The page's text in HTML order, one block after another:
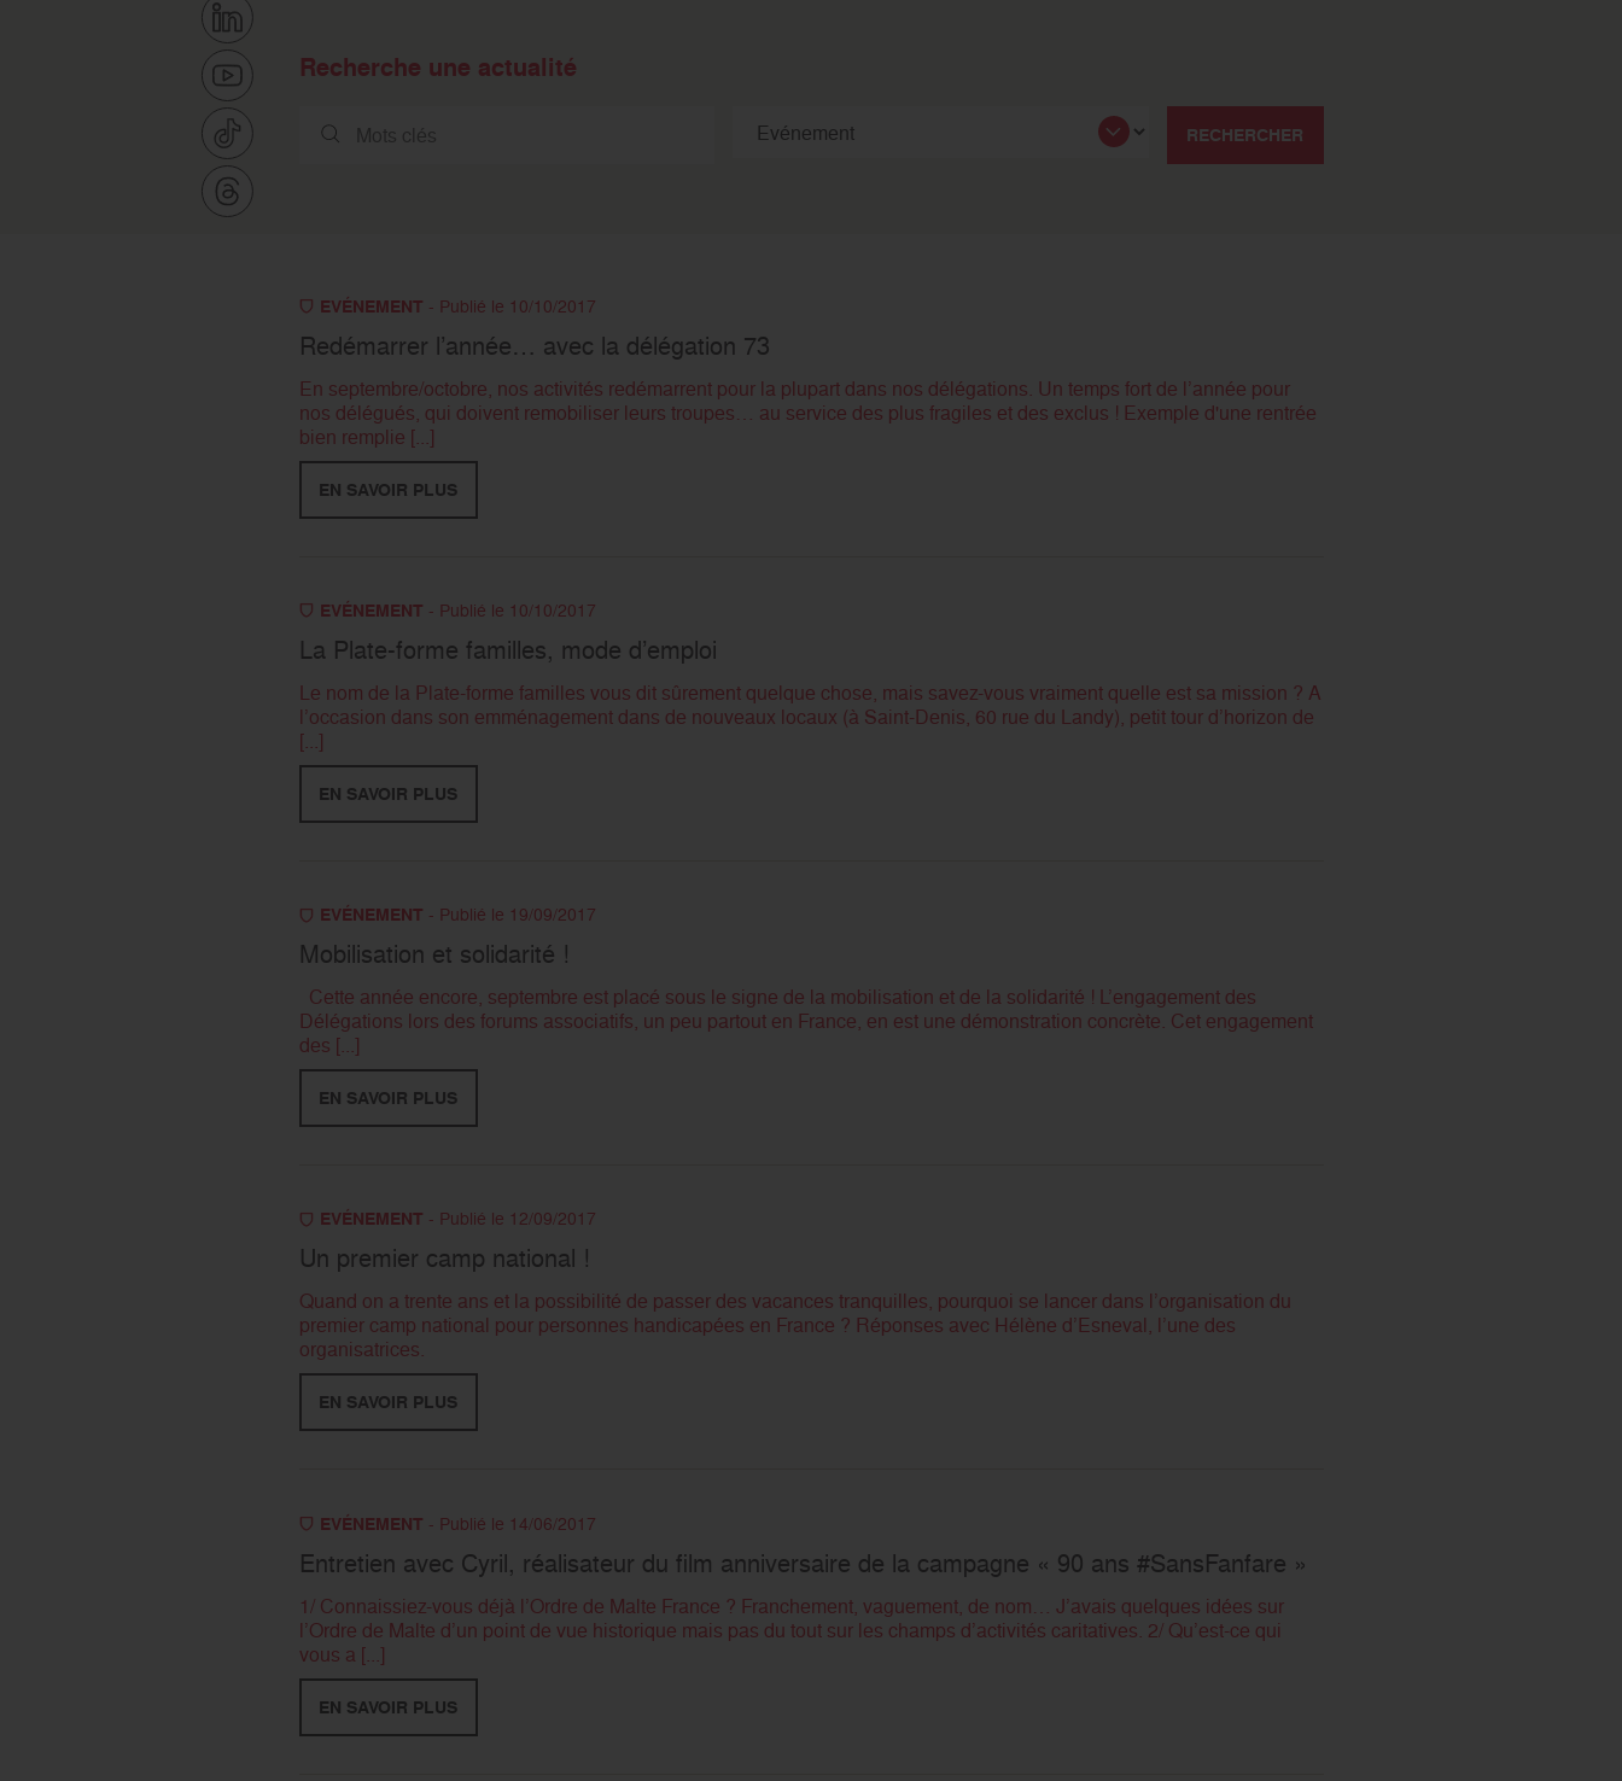
Recherche une actualité
RECHERCHER
EVÉNEMENT - Publié le 10/10/2017
Redémarrer l’année… avec la délégation 73
En septembre/octobre, nos activités redémarrent pour la plupart dans nos délégations. Un temps fort de l’année pour
nos délégués, qui doivent remobiliser leurs troupes… au service des plus fragiles et des exclus ! Exemple d'une rentrée
bien remplie [...]
EN SAVOIR PLUS
EVÉNEMENT - Publié le 10/10/2017
La Plate-forme familles, mode d’emploi
Le nom de la Plate-forme familles vous dit sûrement quelque chose, mais savez-vous vraiment quelle est sa mission ? A
l’occasion dans son emménagement dans de nouveaux locaux (à Saint-Denis, 60 rue du Landy), petit tour d’horizon de
[...]
EN SAVOIR PLUS
EVÉNEMENT - Publié le 19/09/2017
Mobilisation et solidarité !
Cette année encore, septembre est placé sous le signe de la mobilisation et de la solidarité ! L’engagement des
Délégations lors des forums associatifs, un peu partout en France, en est une démonstration concrète. Cet engagement
des [...]
EN SAVOIR PLUS
EVÉNEMENT - Publié le 12/09/2017
Un premier camp national !
Quand on a trente ans et la possibilité de passer des vacances tranquilles, pourquoi se lancer dans l’organisation du
premier camp national pour personnes handicapées en France ? Réponses avec Hélène d’Esneval, l’une des
organisatrices.
EN SAVOIR PLUS
EVÉNEMENT - Publié le 14/06/2017
Entretien avec Cyril, réalisateur du film anniversaire de la campagne « 90 ans #SansFanfare »
1/ Connaissiez-vous déjà l’Ordre de Malte France ? Franchement, vaguement, de nom… J’avais quelques idées sur
l’Ordre de Malte d’un point de vue historique mais pas du tout sur les champs d’activités caritatives. 2/ Qu’est-ce qui
vous a [...]
EN SAVOIR PLUS